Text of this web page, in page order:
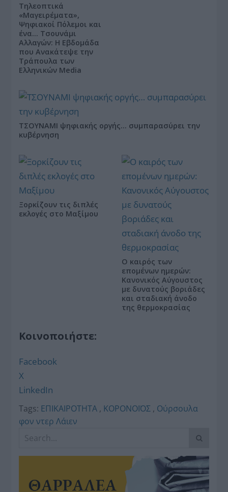
Τηλεοπτικά
«Μαγειρέματα»,
Ψηφιακοί Πόλεμοι και
ένα… Τσουνάμι
Αλλαγών: Η Εβδομάδα
που Ανακάτεψε την
Τράπουλα των
Ελληνικών Media
ΤΣΟΥΝΑΜΙ ψηφιακής οργής… συμπαρασύρει την
κυβέρνηση
Ξορκίζουν τις διπλές
εκλογές στο Μαξίμου
Ο καιρός των
επομένων ημερών:
Κανονικός Αύγουστος
με δυνατούς βοριάδες
και σταδιακή άνοδο
της θερμοκρασίας
Κοινοποιήστε:
Facebook
X
LinkedIn
Tags: ΕΠΙΚΑΙΡΟΤΗΤΑ , ΚΟΡΟΝΟΪΟΣ , Ούρσουλα
φον ντερ Λάιεν